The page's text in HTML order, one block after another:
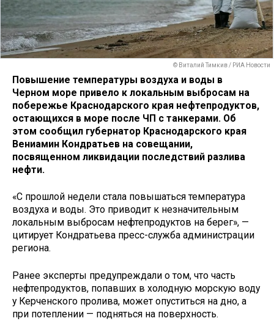
© Виталий Тимкив / РИА Новости
Повышение температуры воздуха и воды в
Черном море привело к локальным выбросам на
побережье Краснодарского края нефтепродуктов,
остающихся в море после ЧП с танкерами. Об
этом сообщил губернатор Краснодарского края
Вениамин Кондратьев на совещании,
посвященном ликвидации последствий разлива
нефти.
«С прошлой недели стала повышаться температура
воздуха и воды. Это приводит к незначительным
локальным выбросам нефтепродуктов на берег», —
цитирует Кондратьева пресс-служба администрации
региона.
Ранее эксперты предупреждали о том, что часть
нефтепродуктов, попавших в холодную морскую воду
у Керченского пролива, может опуститься на дно, а
при потеплении — подняться на поверхность.